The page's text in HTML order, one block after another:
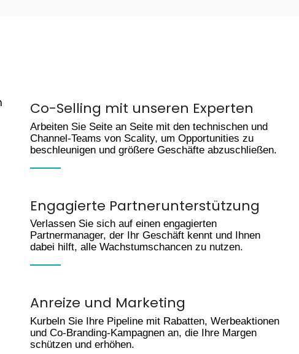
Co-Selling mit unseren Experten
Arbeiten Sie Seite an Seite mit den technischen und
Channel-Teams von Scality, um Opportunities zu
beschleunigen und größere Geschäfte abzuschließen.
Engagierte Partnerunterstützung
Verlassen Sie sich auf einen engagierten
Partnermanager, der Ihr Geschäft kennt und Ihnen
dabei hilft, alle Wachstumschancen zu nutzen.
Anreize und Marketing
Kurbeln Sie Ihre Pipeline mit Rabatten, Werbeaktionen
und Co-Branding-Kampagnen an, die Ihre Margen
schützen und erhöhen.